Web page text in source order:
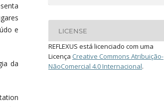
e
da
LICENSE
REFLEXUS está licenciado com uma
Licença Creative Commons Atribuição-
NãoComercial 4.0 Internacional.